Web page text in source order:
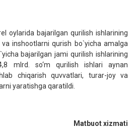
oylarida bajarilgan qurilish ishlarining
inshootlarni qurish bo`yicha amalga
bajarilgan jami qurilish ishlarining
mlrd. so‘m qurilish ishlari aynan
chiqarish quvvatlari, turar-joy va
yaratishga qaratildi.
Matbuot xizmati